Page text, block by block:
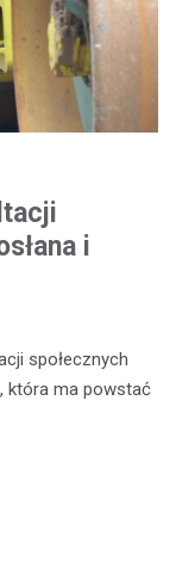
i
społecznych
która ma powstać